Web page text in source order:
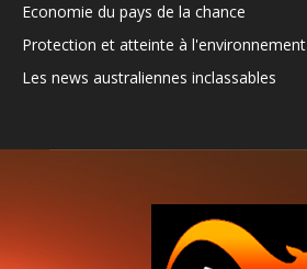
Economie du pays de la chance
Protection et atteinte à l'environnement
Les news australiennes inclassables